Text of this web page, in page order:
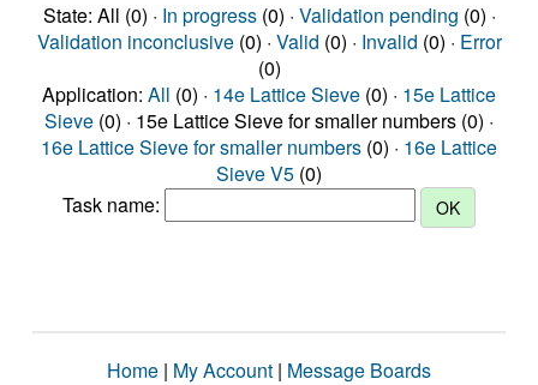
State: All (0) · In progress(0) · Validation pending (0) ·
Validation inconclusive(0) · Valid (0) · Invalid (0) · Error
(0)
Application: All (0) · 14e Lattice Sieve (0) · 15e Lattice
Sieve (0) · 15e Lattice Sieve for smaller numbers (0) ·
16e Lattice Sieve for smaller numbers (0) · 16e Lattice
Sieve V5 (0)
Task name:
Home | My Account | Message Boards